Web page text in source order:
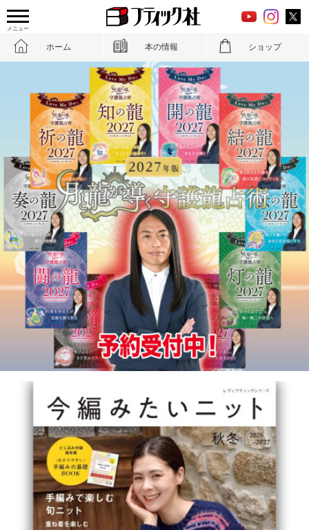
メニュー
ホーム 本の情報 ショップ